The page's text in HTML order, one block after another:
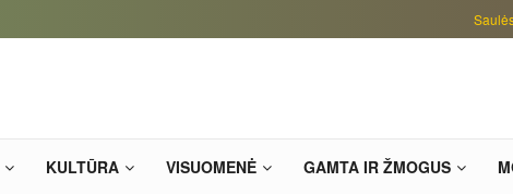
KULTŪRA VISUOMENĖ GAMTA IR ŽMOGUS